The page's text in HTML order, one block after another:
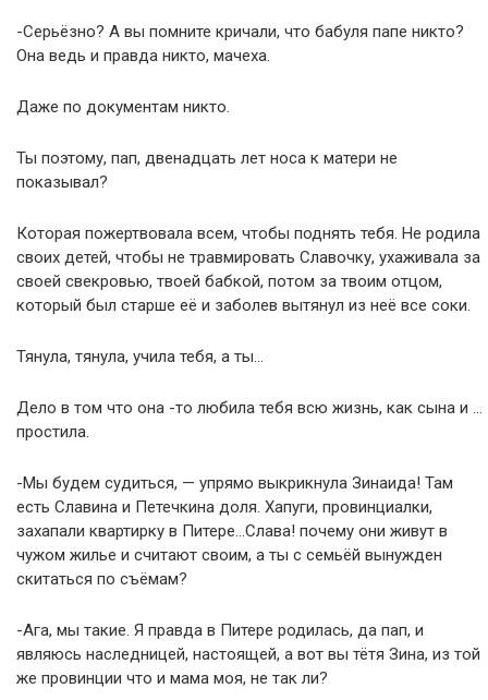
-Серьёзно? А вы помните кричали, что бабуля папе никто?
Она ведь и правда никто, мачеха.
Даже по документам никто.
Ты поэтому, пап, двенадцать лет носа к матери не
показывал?
Которая пожертвовала всем, чтобы поднять тебя. Не родила
своих детей, чтобы не травмировать Славочку, ухаживала за
своей свекровью, твоей бабкой, потом за твоим отцом,
который был старше её и заболев вытянул из неё все соки.
Тянула, тянула, учила тебя, а ты…
Дело в том что она -то любила тебя всю жизнь, как сына и …
простила.
-Мы будем судиться, — упрямо выкрикнула Зинаида! Там
есть Славина и Петечкина доля. Хапуги, провинциалки,
захапали квартирку в Питере…Слава! почему они живут в
чужом жилье и считают своим, а ты с семьёй вынужден
скитаться по съёмам?
-Ага, мы такие. Я правда в Питере родилась, да пап, и
являюсь наследницей, настоящей, а вот вы тётя Зина, из той
же провинции что и мама моя, не так ли?